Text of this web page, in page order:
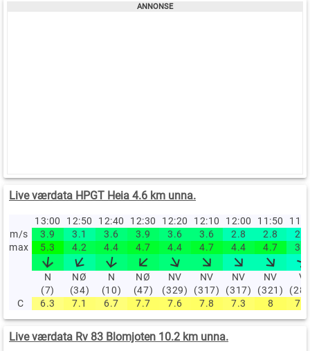
Live værdata HPGT Heia 4.6 km unna.
13:00 12:50 12:40 12:30 12:20 12:10 12:00 11:50
m/s
3.9 3.1 3.6 3.9 3.6 3.6 2.8 2.8
2.5
max
5.3 4.2 4.4 4.7 4.4 4.7 4.4 4.7 3.6
N
(7)
NØ
(34)
N
(10)
NØ
(47)
NV
(329)
NV
(317)
NV
(317)
NV
(321)
V
C
6.3 7.1 6.7 7.7 7.6 7.8 7.3 8 7.5
Live værdata Rv 83 Blomjoten 10.2 km unna.